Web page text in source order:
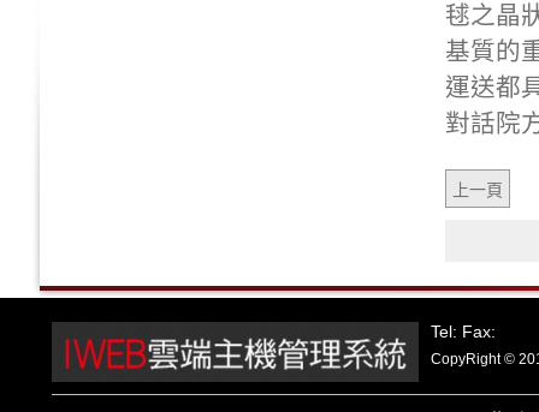
毬之晶
基質的
運送都
對話院
上一頁
Tel: Fax:
CopyRight ©